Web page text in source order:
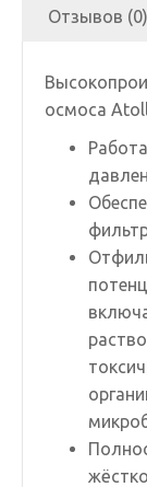
Отзывов (0)
осмоса